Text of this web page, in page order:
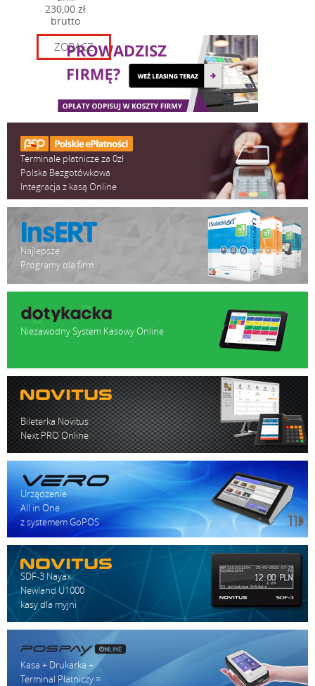
Pozostałe parametry
Prąd w trybie
Czas dekodowania:
Maksymalna liczba
Zakres dekodowania
Zakres dekodowania
Minimalna
Minimalna
230,00 zł
brutto
ZOBACZ
Terminale płatnicze za 0zł
Polska Bezgotówkowa
Integracja z kasą Online
Najlepsze
Programy dla firm
Niezawodny System Kasowy Online
Bileterka Novitus
Next PRO Online
Urządzenie
All in One
z systemem GoPOS
SDF-3 Nayax
Newland U1000
kasy dla myjni
Kasa + Drukarka +
Terminal Płatniczy =